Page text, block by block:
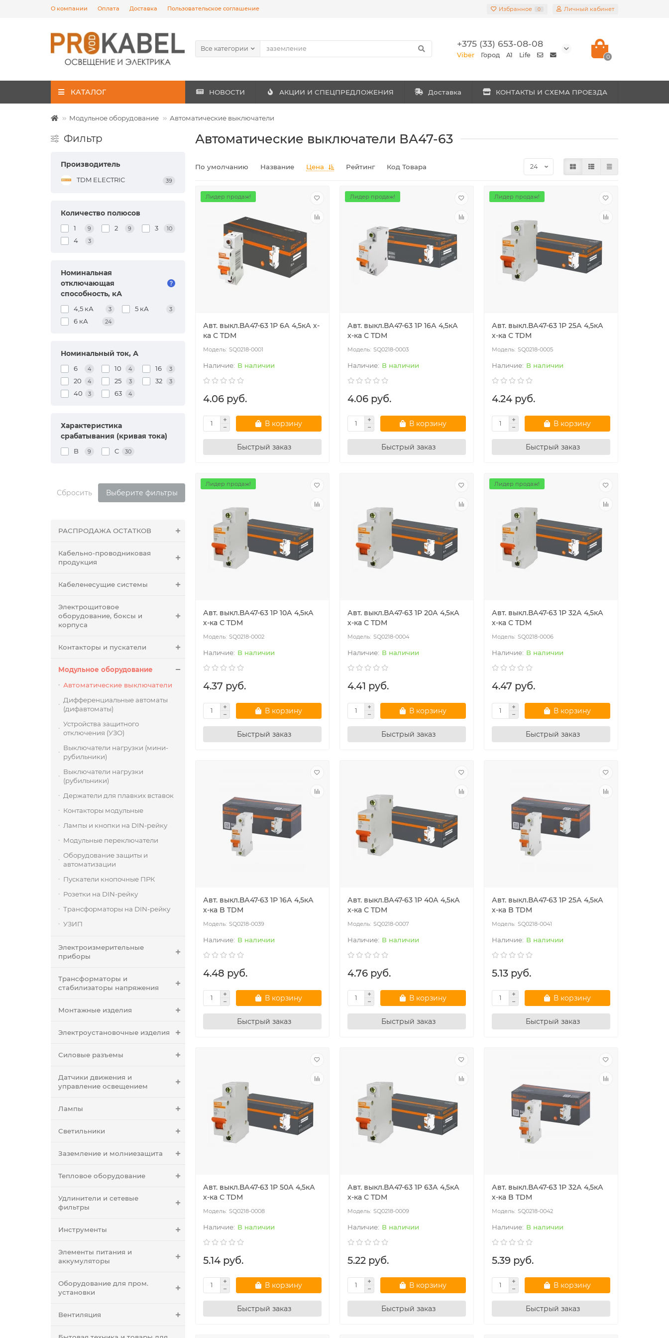
О компании Оплата Доставка Пользовательское соглашение Избранное 0 Личный кабинет
Все категории +375 (33) 653-08-08
Viber Город A1 Life 0
КАТАЛОГ НОВОСТИ АКЦИИ И СПЕЦПРЕДЛОЖЕНИЯ Доставка КОНТАКТЫ И СХЕМА ПРОЕЗДА
Модульное оборудование Автоматические выключатели
Фильтр
Производитель
TDM ELECTRIC 39
Количество полюсов
1 9 2 9 3 10
4 3
Номинальная
отключающая
способность, кА
4,5 кА 3 5 кА 3
6 кА 24
Номинальный ток, А
6 4 10 4 16 3
20 4 25 3 32 3
40 3 63 4
Характеристика
срабатывания (кривая тока)
B 9 C 30
Сбросить Выберите фильтры
РАСПРОДАЖА ОСТАТКОВ
Кабельно-проводниковая
продукция
Кабеленесущие системы
Электрощитовое
оборудование, боксы и
корпуса
Контакторы и пускатели
Модульное оборудование
Автоматические выключатели
Дифференциальные автоматы
(дифавтоматы)
Устройства защитного
отключения (УЗО)
Выключатели нагрузки (мини-
рубильники)
Выключатели нагрузки
(рубильники)
Держатели для плавких вставок
Контакторы модульные
Лампы и кнопки на DIN-рейку
Модульные переключатели
Оборудование защиты и
автоматизации
Пускатели кнопочные ПРК
Розетки на DIN-рейку
Трансформаторы на DIN-рейку
УЗИП
Электроизмерительные
приборы
Трансформаторы и
стабилизаторы напряжения
Монтажные изделия
Электроустановочные изделия
Силовые разъемы
Датчики движения и
управление освещением
Лампы
Светильники
Заземление и молниезащита
Тепловое оборудование
Удлинители и сетевые
фильтры
Инструменты
Элементы питания и
аккумуляторы
Оборудование для пром.
установки
Вентиляция
Автоматические выключатели ВА47-63
По умолчанию Название Цена Рейтинг Код Товара
Лидер продаж!
Авт. выкл.ВА47-63 1Р 6А 4,5кА х-
ка С TDM
SQ0218-0001
В наличии
4.06 руб.
В корзину
Быстрый заказ
Лидер продаж!
Авт. выкл.ВА47-63 1Р 16А 4,5кА
х-ка С TDM
SQ0218-0003
В наличии
4.06 руб.
В корзину
Быстрый заказ
Лидер продаж!
Авт. выкл.ВА47-63 1Р 25А 4,5кА
х-ка С TDM
SQ0218-0005
В наличии
4.24 руб.
В корзину
Быстрый заказ
Лидер продаж!
Авт. выкл.ВА47-63 1Р 10А 4,5кА
х-ка С TDM
SQ0218-0002
В наличии
4.37 руб.
В корзину
Быстрый заказ
Авт. выкл.ВА47-63 1Р 20А 4,5кА
х-ка С TDM
SQ0218-0004
В наличии
4.41 руб.
В корзину
Быстрый заказ
Лидер продаж!
Авт. выкл.ВА47-63 1Р 32А 4,5кА
х-ка С TDM
SQ0218-0006
В наличии
4.47 руб.
В корзину
Быстрый заказ
Авт. выкл.ВА47-63 1Р 16А 4,5кА
х-ка B TDM
SQ0218-0039
В наличии
4.48 руб.
В корзину
Быстрый заказ
Авт. выкл.ВА47-63 1Р 40А 4,5кА
х-ка С TDM
SQ0218-0007
В наличии
4.76 руб.
В корзину
Быстрый заказ
Авт. выкл.ВА47-63 1Р 25А 4,5кА
х-ка B TDM
SQ0218-0041
В наличии
5.13 руб.
В корзину
Быстрый заказ
Авт. выкл.ВА47-63 1Р 50А 4,5кА
х-ка С TDM
SQ0218-0008
В наличии
5.14 руб.
В корзину
Быстрый заказ
Авт. выкл.ВА47-63 1Р 63А 4,5кА
х-ка С TDM
SQ0218-0009
В наличии
5.22 руб.
В корзину
Быстрый заказ
Авт. выкл.ВА47-63 1Р 32А 4,5кА
х-ка B TDM
SQ0218-0042
В наличии
5.39 руб.
В корзину
Быстрый заказ